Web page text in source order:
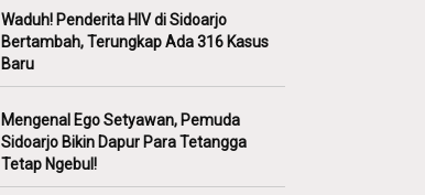
Waduh! Penderita HIV di Sidoarjo
Bertambah, Terungkap Ada 316 Kasus
Baru
Mengenal Ego Setyawan, Pemuda
Sidoarjo Bikin Dapur Para Tetangga
Tetap Ngebul!